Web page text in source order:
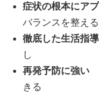
症状の根本にア
バランスを整える
徹底した生活指導
し
再発予防に強い
きる